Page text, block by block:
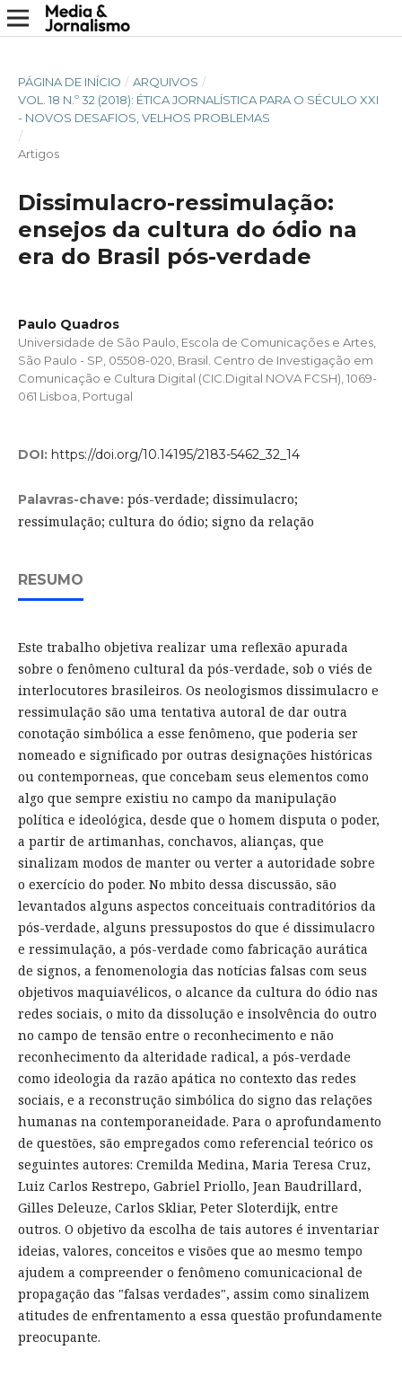
PÁGINA DE INÍCIO / ARQUIVOS /
VOL. 18 N.º 32 (2018): ÉTICA JORNALÍSTICA PARA O SÉCULO XXI
- NOVOS DESAFIOS, VELHOS PROBLEMAS
/
Artigos
Dissimulacro-ressimulação:
ensejos da cultura do ódio na
era do Brasil pós-verdade
Paulo Quadros
Universidade de São Paulo, Escola de Comunicações e Artes,
São Paulo - SP, 05508-020, Brasil. Centro de Investigação em
Comunicação e Cultura Digital (CIC.Digital NOVA FCSH), 1069-
061 Lisboa, Portugal
DOI: https://doi.org/10.14195/2183-5462_32_14
Palavras-chave: pós-verdade; dissimulacro;
ressimulação; cultura do ódio; signo da relação
RESUMO
Este trabalho objetiva realizar uma reflexão apurada
sobre o fenômeno cultural da pós-verdade, sob o viés de
interlocutores brasileiros. Os neologismos dissimulacro e
ressimulação são uma tentativa autoral de dar outra
conotação simbólica a esse fenômeno, que poderia ser
nomeado e significado por outras designações históricas
ou contemporneas, que concebam seus elementos como
algo que sempre existiu no campo da manipulação
política e ideológica, desde que o homem disputa o poder,
a partir de artimanhas, conchavos, alianças, que
sinalizam modos de manter ou verter a autoridade sobre
o exercício do poder. No mbito dessa discussão, são
levantados alguns aspectos conceituais contraditórios da
pós-verdade, alguns pressupostos do que é dissimulacro
e ressimulação, a pós-verdade como fabricação aurática
de signos, a fenomenologia das notícias falsas com seus
objetivos maquiavélicos, o alcance da cultura do ódio nas
redes sociais, o mito da dissolução e insolvência do outro
no campo de tensão entre o reconhecimento e não
reconhecimento da alteridade radical, a pós-verdade
como ideologia da razão apática no contexto das redes
sociais, e a reconstrução simbólica do signo das relações
humanas na contemporaneidade. Para o aprofundamento
de questões, são empregados como referencial teórico os
seguintes autores: Cremilda Medina, Maria Teresa Cruz,
Luiz Carlos Restrepo, Gabriel Priollo, Jean Baudrillard,
Gilles Deleuze, Carlos Skliar, Peter Sloterdijk, entre
outros. O objetivo da escolha de tais autores é inventariar
ideias, valores, conceitos e visões que ao mesmo tempo
ajudem a compreender o fenômeno comunicacional de
propagação das "falsas verdades", assim como sinalizem
atitudes de enfrentamento a essa questão profundamente
preocupante.